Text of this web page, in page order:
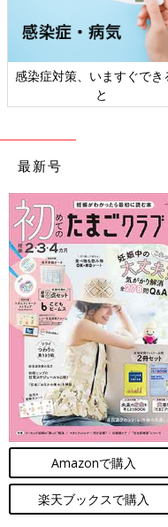
日本外来小児科学会リー
ト検討会
最新号
Amazonで購入
楽天ブックスで購入